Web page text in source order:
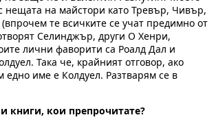
нещата на майстори като Тревър, Чивър,
те всичките се учат предимно от
Селинджър, други О Хенри,
лични фаворити са Роалд Дал и
Така че, крайният отговор, ако
едно име е Колдуел. Разтварям се в
книги, кои препрочитате?